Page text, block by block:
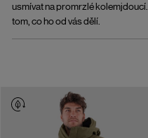
usmívat na promrzlé
tom, co ho od vás dělí.